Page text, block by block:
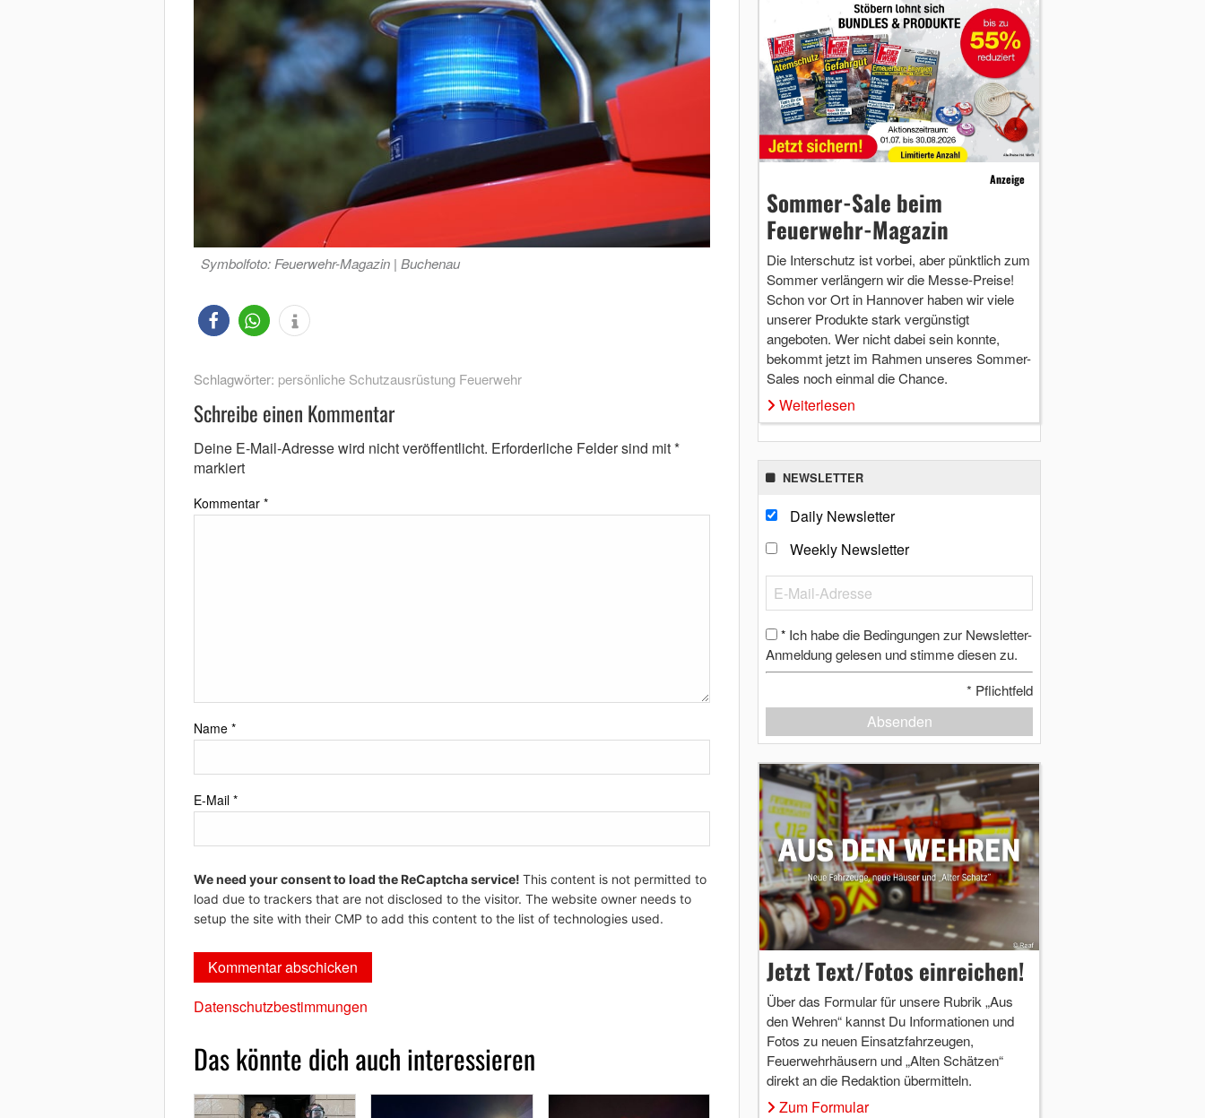
Symbolfoto: Feuerwehr-Magazin | Buchenau
Schlagwörter: persönliche Schutzausrüstung Feuerwehr
Schreibe einen Kommentar
Deine E-Mail-Adresse wird nicht veröffentlicht. Erforderliche Felder sind mit*
markiert
Kommentar *
Name *
E-Mail *
We need your consent to load the ReCaptcha service! This content is not permitted to
load due to trackers that are not disclosed to the visitor. The website owner needs to
setup the site with their CMP to add this content to the list of technologies used.
Datenschutzbestimmungen
Das könnte dich auch interessieren
Anzeige
Sommer-Sale beim
Feuerwehr-Magazin
Die Interschutz ist vorbei, aber pünktlich zum
Sommer verlängern wir die Messe-Preise!
Schon vor Ort in Hannover haben wir viele
unserer Produkte stark vergünstigt
angeboten. Wer nicht dabei sein konnte,
bekommt jetzt im Rahmen unseres Sommer-
Sales noch einmal die Chance.
Weiterlesen
NEWSLETTER
Daily Newsletter
Weekly Newsletter
* Ich habe die Bedingungen zur Newsletter-
Anmeldung gelesen und stimme diesen zu.
* Pflichtfeld
Absenden
Jetzt Text/Fotos einreichen!
Über das Formular für unsere Rubrik „Aus
den Wehren“ kannst Du Informationen und
Fotos zu neuen Einsatzfahrzeugen,
Feuerwehrhäusern und „Alten Schätzen“
direkt an die Redaktion übermitteln.
Zum Formular